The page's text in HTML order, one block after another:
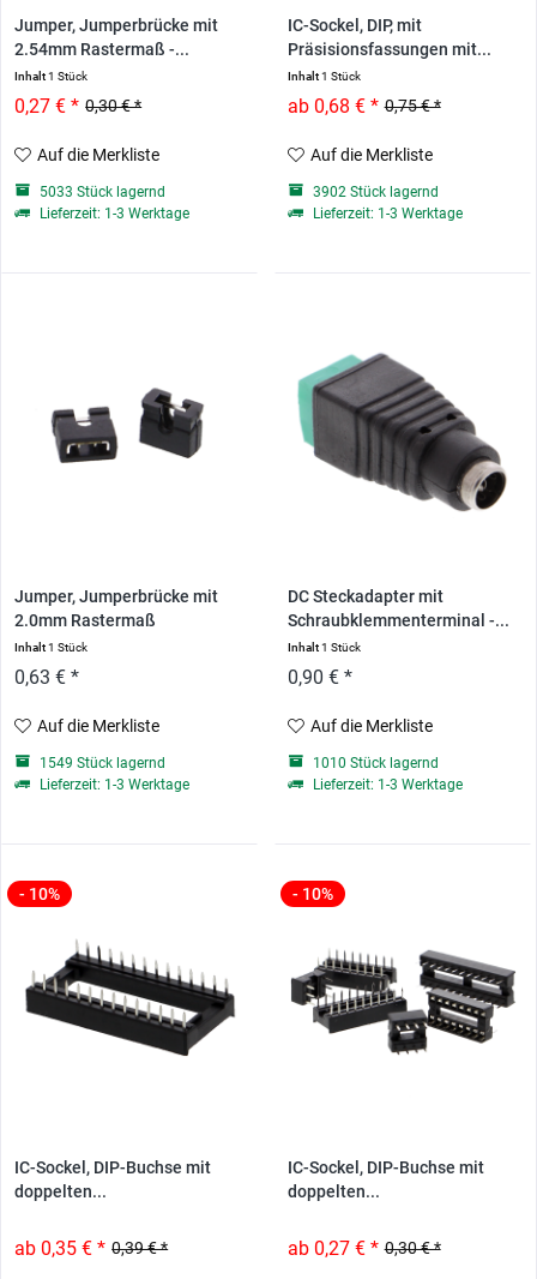
Jumper, Jumperbrücke mit
2.54mm Rastermaß -...
Inhalt1 Stück
0,30 € *
0,27 € *
Auf die Merkliste
5033 Stück lagernd
Lieferzeit: 1-3 Werktage
IC-Sockel, DIP, mit
Präsisionsfassungen mit...
Inhalt1 Stück
0,75 € *
ab 0,68 € *
Auf die Merkliste
3902 Stück lagernd
Lieferzeit: 1-3 Werktage
Jumper, Jumperbrücke mit
2.0mm Rastermaß
Inhalt1 Stück
0,63 € *
Auf die Merkliste
1549 Stück lagernd
Lieferzeit: 1-3 Werktage
DC Steckadapter mit
Schraubklemmenterminal -...
Inhalt1 Stück
0,90 € *
Auf die Merkliste
1010 Stück lagernd
Lieferzeit: 1-3 Werktage
- 10%
IC-Sockel, DIP-Buchse mit
doppelten...
0,39 € *
ab 0,35 € *
- 10%
IC-Sockel, DIP-Buchse mit
doppelten...
0,30 € *
ab 0,27 € *